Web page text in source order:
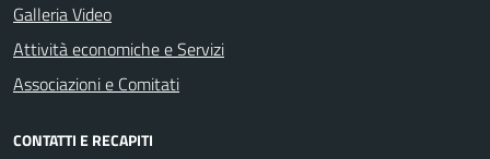
Galleria Video
Attività economiche e Servizi
Associazioni e Comitati
CONTATTI E RECAPITI